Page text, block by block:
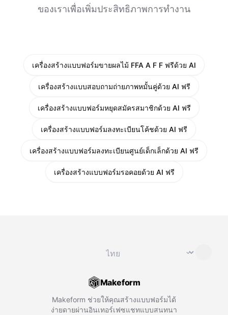
ของเราเพื่อเพิ่มประสิทธิภาพการทำงาน
เครื่องสร้างแบบฟอร์มขายผลไม้ FFA A F F ฟรีด้วย AI
เครื่องสร้างแบบสอบถามถ่ายภาพหมั้นคู่ด้วย AI ฟรี
เครื่องสร้างแบบฟอร์มหยุดสมัครสมาชิกด้วย AI ฟรี
เครื่องสร้างแบบฟอร์มลงทะเบียนโค้ชด้วย AI ฟรี
เครื่องสร้างแบบฟอร์มลงทะเบียนศูนย์เด็กเล็กด้วย AI ฟรี
เครื่องสร้างแบบฟอร์มรอคอยด้วย AI ฟรี
⌄
Makeform
Makeform ช่วยให้คุณสร้างแบบฟอร์มได้
ง่ายดายผ่านอินเทอร์เฟซแชทแบบสนทนา